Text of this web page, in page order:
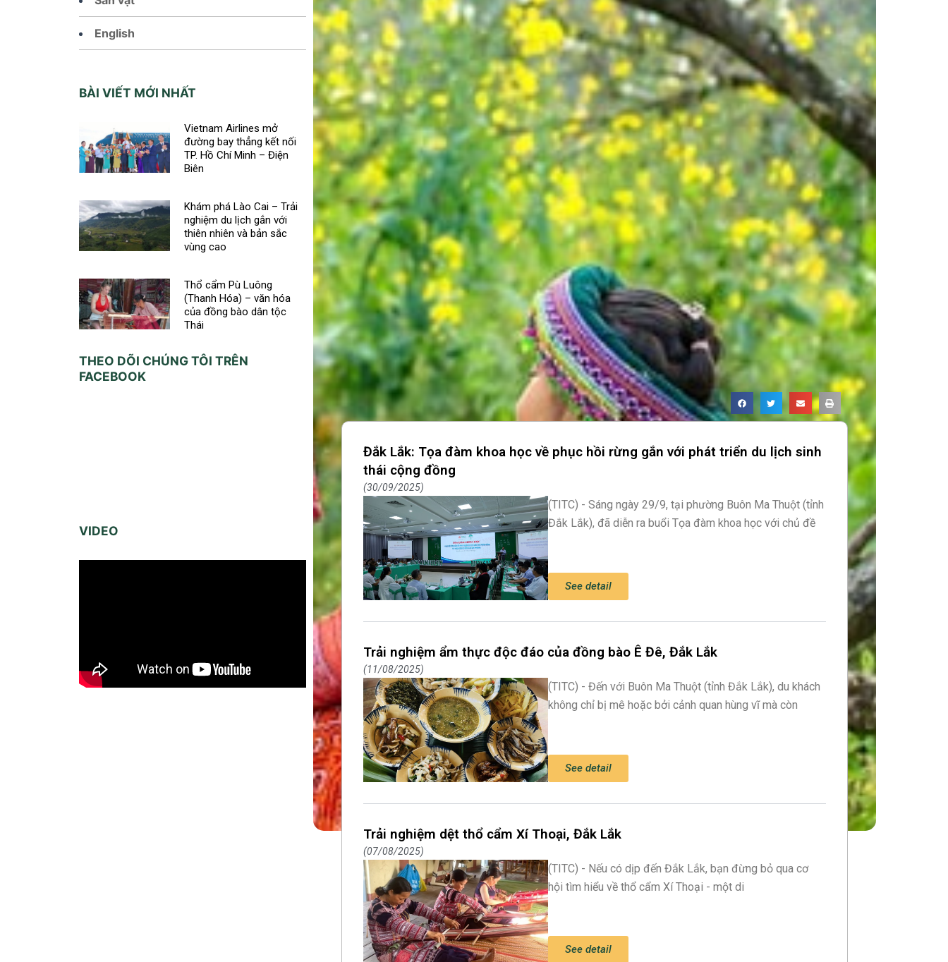
English
BÀI VIẾT MỚI NHẤT
Vietnam Airlines mở
đường bay thẳng kết nối
TP. Hồ Chí Minh – Điện
Biên
Khám phá Lào Cai – Trải
nghiệm du lịch gắn với
thiên nhiên và bản sắc
vùng cao
Thổ cẩm Pù Luông
(Thanh Hóa) – văn hóa
của đồng bào dân tộc
Thái
THEO DÕI CHÚNG TÔI TRÊN
FACEBOOK
VIDEO
Đắk Lắk: Tọa đàm khoa học về phục hồi rừng gắn với phát triển du lịch sinh
thái cộng đồng
30/09/2025
(TITC) - Sáng ngày 29/9, tại phường Buôn Ma Thuột (tỉnh
Đắk Lắk), đã diễn ra buổi Tọa đàm khoa học với chủ đề
See detail
Trải nghiệm ẩm thực độc đáo của đồng bào Ê Đê, Đắk Lắk
11/08/2025
(TITC) - Đến với Buôn Ma Thuột (tỉnh Đắk Lắk), du khách
không chỉ bị mê hoặc bởi cảnh quan hùng vĩ mà còn
See detail
Trải nghiệm dệt thổ cẩm Xí Thoại, Đắk Lắk
07/08/2025
(TITC) - Nếu có dịp đến Đắk Lắk, bạn đừng bỏ qua cơ
hội tìm hiểu về thổ cẩm Xí Thoại - một di
See detail
Page Page Page